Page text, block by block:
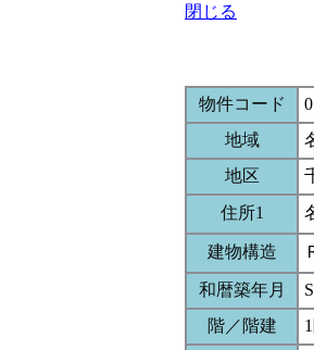
閉じる
物件コード
地域
地区
住所1
建物構造
和暦築年月
階／階建